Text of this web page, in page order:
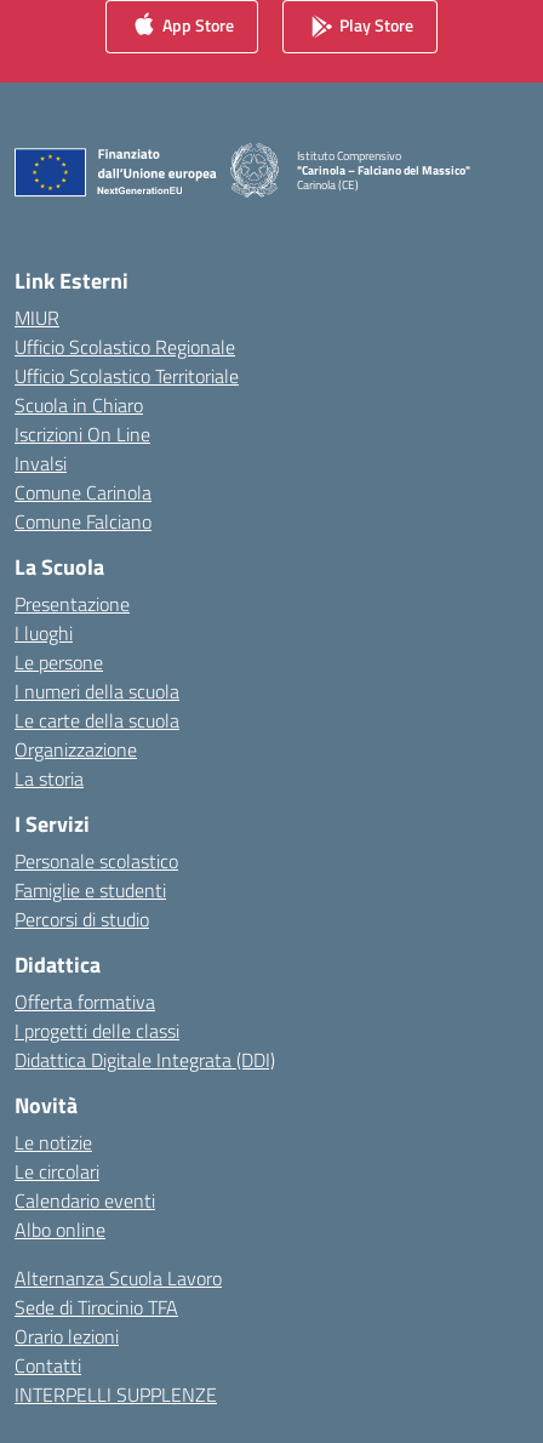
App Store Play Store
Istituto Comprensivo
"Carinola – Falciano del Massico"
Carinola (CE)
Link Esterni
MIUR
Ufficio Scolastico Regionale
Ufficio Scolastico Territoriale
Scuola in Chiaro
Iscrizioni On Line
Invalsi
Comune Carinola
Comune Falciano
La Scuola
Presentazione
I luoghi
Le persone
I numeri della scuola
Le carte della scuola
Organizzazione
La storia
I Servizi
Personale scolastico
Famiglie e studenti
Percorsi di studio
Didattica
Offerta formativa
I progetti delle classi
Didattica Digitale Integrata (DDI)
Novità
Le notizie
Le circolari
Calendario eventi
Albo online
Alternanza Scuola Lavoro
Sede di Tirocinio TFA
Orario lezioni
Contatti
INTERPELLI SUPPLENZE